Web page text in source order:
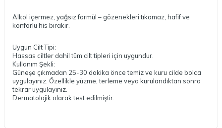
Alkol içermez, yağsız formül – gözenekleri tıkamaz, hafif ve
konforlu his bırakır.
Uygun Cilt Tipi:
Hassas ciltler dahil tüm cilt tipleri için uygundur.
Kullanım Şekli:
Güneşe çıkmadan 25-30 dakika önce temiz ve kuru cilde bolca
uygulayınız. Özellikle yüzme, terleme veya kurulandıktan sonra
tekrar uygulayınız.
Dermatolojik olarak test edilmiştir.